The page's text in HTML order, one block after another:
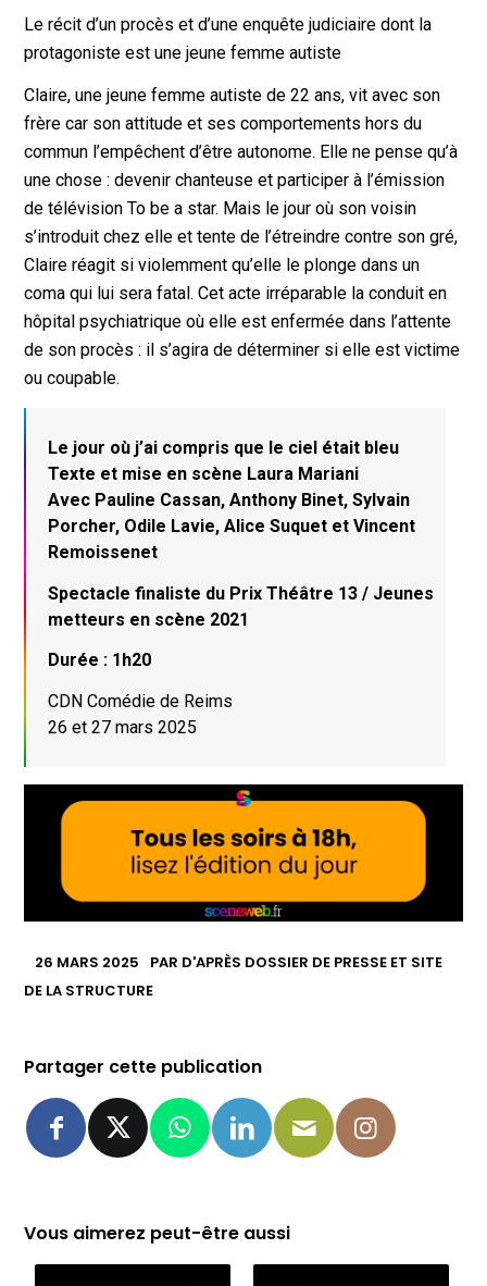
Le récit d’un procès et d’une enquête judiciaire dont la
protagoniste est une jeune femme autiste
Claire, une jeune femme autiste de 22 ans, vit avec son
frère car son attitude et ses comportements hors du
commun l’empêchent d’être autonome. Elle ne pense qu’à
une chose : devenir chanteuse et participer à l’émission
de télévision To be a star. Mais le jour où son voisin
s’introduit chez elle et tente de l’étreindre contre son gré,
Claire réagit si violemment qu’elle le plonge dans un
coma qui lui sera fatal. Cet acte irréparable la conduit en
hôpital psychiatrique où elle est enfermée dans l’attente
de son procès : il s’agira de déterminer si elle est victime
ou coupable.
Le jour où j’ai compris que le ciel était bleu
Texte et mise en scène Laura Mariani
Avec Pauline Cassan, Anthony Binet, Sylvain
Porcher, Odile Lavie, Alice Suquet et Vincent
Remoissenet
Spectacle finaliste du Prix Théâtre 13 / Jeunes
metteurs en scène 2021
Durée : 1h20
CDN Comédie de Reims
26 et 27 mars 2025
26 MARS 2025 PAR D'APRÈS DOSSIER DE PRESSE ET SITE
DE LA STRUCTURE
Partager cette publication
Vous aimerez peut-être aussi